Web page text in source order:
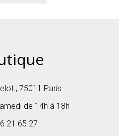
, 75011 Paris
de 14h à 18h
21 65 27